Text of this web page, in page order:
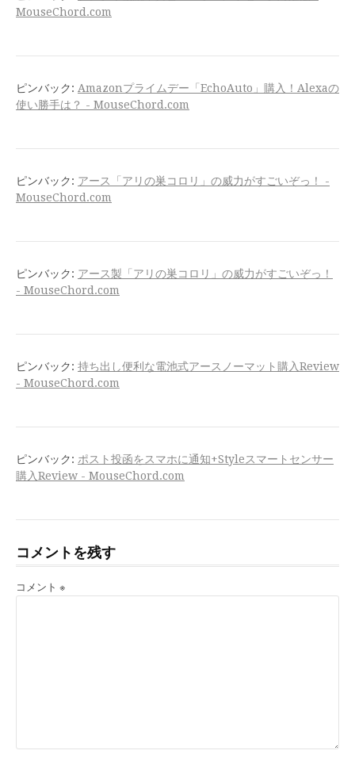
MouseChord.com
ピンバック: Amazonプライムデー「EchoAuto」購入！Alexaの
使い勝手は？ - MouseChord.com
ピンバック: アース「アリの巣コロリ」の威力がすごいぞっ！ -
MouseChord.com
ピンバック: アース製「アリの巣コロリ」の威力がすごいぞっ！
- MouseChord.com
ピンバック: 持ち出し便利な電池式アースノーマット購入Review
- MouseChord.com
ピンバック: ポスト投函をスマホに通知+Styleスマートセンサー
購入Review - MouseChord.com
コメントを残す
コメント ※